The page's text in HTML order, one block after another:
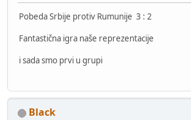
Pobeda Srbije protiv Rumunije 3 : 2
Fantastična igra naše reprezentacije
i sada smo prvi u grupi
Black